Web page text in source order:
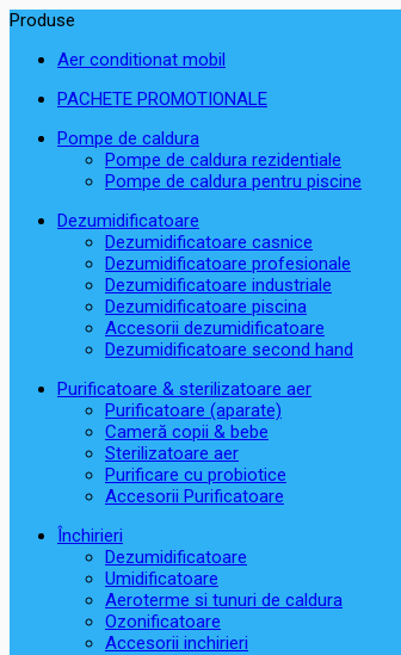
Produse
Aer conditionat mobil
PACHETE PROMOTIONALE
Pompe de caldura
Pompe de caldura rezidentiale
Pompe de caldura pentru piscine
Dezumidificatoare
Dezumidificatoare casnice
Dezumidificatoare profesionale
Dezumidificatoare industriale
Dezumidificatoare piscina
Accesorii dezumidificatoare
Dezumidificatoare second hand
Purificatoare & sterilizatoare aer
Purificatoare (aparate)
Cameră copii & bebe
Sterilizatoare aer
Purificare cu probiotice
Accesorii Purificatoare
Închirieri
Dezumidificatoare
Umidificatoare
Aeroterme si tunuri de caldura
Ozonificatoare
Accesorii inchirieri